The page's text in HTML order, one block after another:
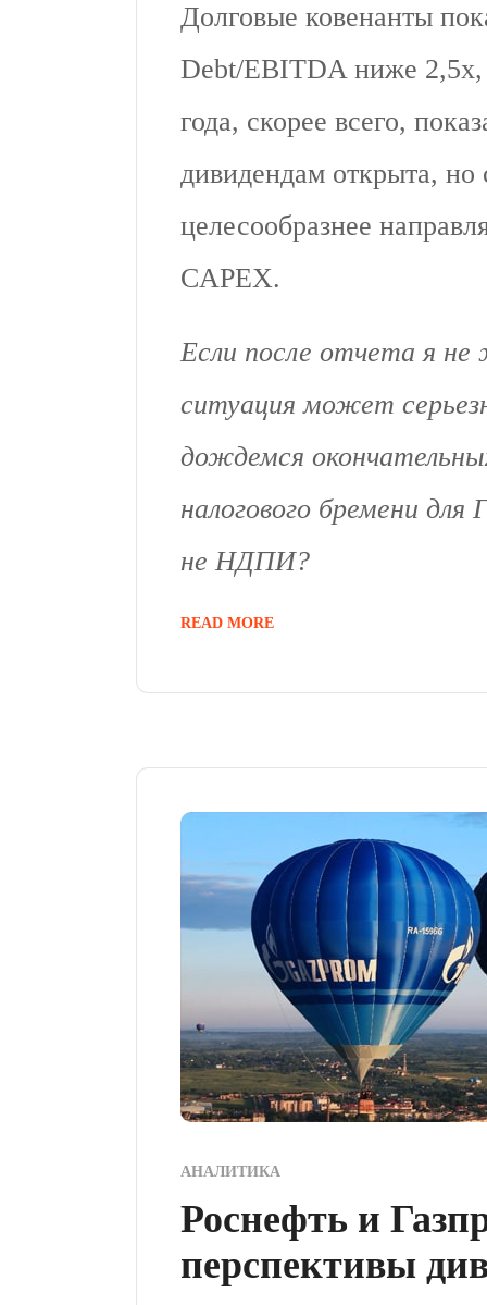
Долговые ковенанты
Debt/EBITDA ниже 2,5х,
года, скорее всего,
дивидендам открыта, но
целесообразнее
CAPEX.
Если после отчета я не
ситуация может
дождемся
налогового бремени
не НДПИ?
READ MORE
АНАЛИТИКА
Роснефть и
перспективы